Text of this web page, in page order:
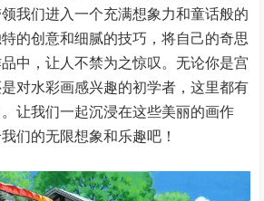
我们进入一个充满想象力和童话般的
的创意和细腻的技巧，将自己的奇思
中，让人不禁为之惊叹。无论你是宫
对水彩画感兴趣的初学者，这里都有
让我们一起沉浸在这些美丽的画作
们的无限想象和乐趣吧！